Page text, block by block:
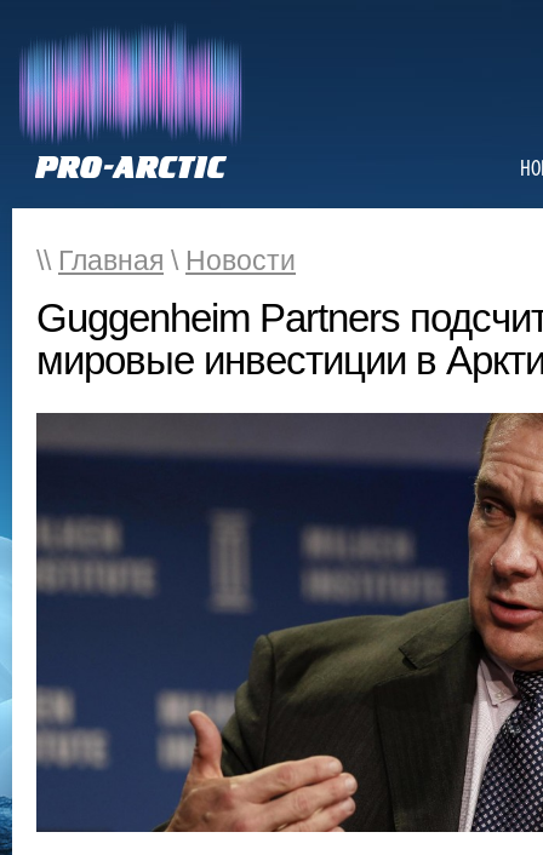
\\ Главная \ Новости
Guggenheim Partners
мировые инвестиции в